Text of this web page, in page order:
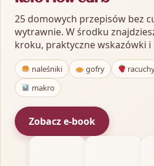
25 domowych przepisów bez
wytrawnie. W środku
kroku, praktyczne wskazówki i
naleśniki gofry
makro
Zobacz e-book